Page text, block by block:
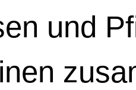
und